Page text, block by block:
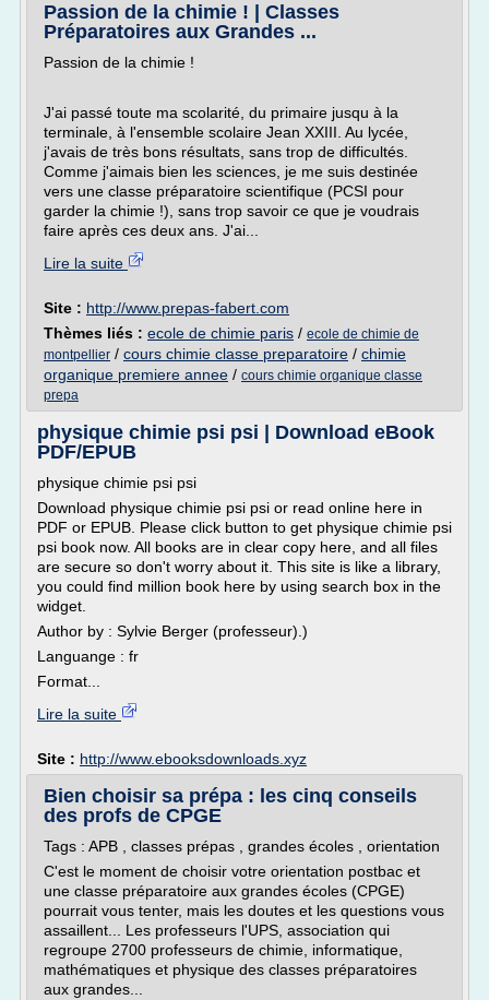
Passion de la chimie ! | Classes
Préparatoires aux Grandes ...
Passion de la chimie !
J'ai passé toute ma scolarité, du primaire jusqu à la
terminale, à l'ensemble scolaire Jean XXIII. Au lycée,
j'avais de très bons résultats, sans trop de difficultés.
Comme j'aimais bien les sciences, je me suis destinée
vers une classe préparatoire scientifique (PCSI pour
garder la chimie !), sans trop savoir ce que je voudrais
faire après ces deux ans. J'ai...
Lire la suite
Site : http://www.prepas-fabert.com
Thèmes liés : ecole de chimie paris / ecole de chimie de
montpellier / cours chimie classe preparatoire / chimie
organique premiere annee / cours chimie organique classe
prepa
physique chimie psi psi | Download eBook
PDF/EPUB
physique chimie psi psi
Download physique chimie psi psi or read online here in
PDF or EPUB. Please click button to get physique chimie psi
psi book now. All books are in clear copy here, and all files
are secure so don't worry about it. This site is like a library,
you could find million book here by using search box in the
widget.
Author by : Sylvie Berger (professeur).)
Languange : fr
Format...
Lire la suite
Site : http://www.ebooksdownloads.xyz
Bien choisir sa prépa : les cinq conseils
des profs de CPGE
Tags : APB , classes prépas , grandes écoles , orientation
C'est le moment de choisir votre orientation postbac et
une classe préparatoire aux grandes écoles (CPGE)
pourrait vous tenter, mais les doutes et les questions vous
assaillent... Les professeurs l'UPS, association qui
regroupe 2700 professeurs de chimie, informatique,
mathématiques et physique des classes préparatoires
aux grandes...